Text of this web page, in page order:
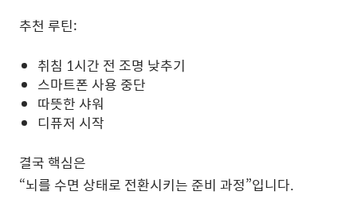
추천 루틴:
취침 1시간 전 조명 낮추기
스마트폰 사용 중단
따뜻한 샤워
디퓨저 시작
결국 핵심은
“뇌를 수면 상태로 전환시키는 준비 과정”입니다.